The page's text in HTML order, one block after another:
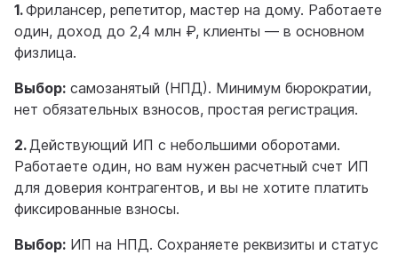
1.Фрилансер, репетитор, мастер на дому. Работаете
один, доход до 2,4 млн ₽, клиенты — в основном
физлица.
Выбор: самозанятый (НПД). Минимум бюрократии,
нет обязательных взносов, простая регистрация.
2.Действующий ИП с небольшими оборотами.
Работаете один, но вам нужен расчетный счет ИП
для доверия контрагентов, и вы не хотите платить
фиксированные взносы.
Выбор: ИП на НПД. Сохраняете реквизиты и статус